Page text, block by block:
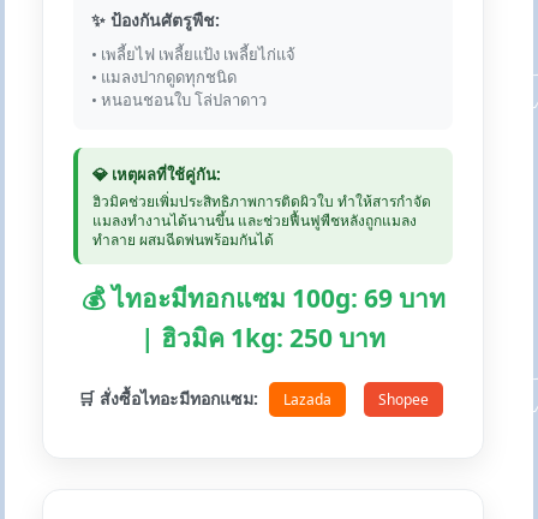
✨ ป้องกันศัตรูพืช:
• เพลี้ยไฟ เพลี้ยแป้ง เพลี้ยไก่แจ้
• แมลงปากดูดทุกชนิด
• หนอนชอนใบ โล่ปลาดาว
💎 เหตุผลที่ใช้คู่กัน:
ฮิวมิคช่วยเพิ่มประสิทธิภาพการติดผิวใบ ทำให้สารกำจัด
แมลงทำงานได้นานขึ้น และช่วยฟื้นฟูพืชหลังถูกแมลง
ทำลาย ผสมฉีดพ่นพร้อมกันได้
💰 ไทอะมีทอกแซม 100g: 69 บาท
| ฮิวมิค 1kg: 250 บาท
🛒 สั่งซื้อไทอะมีทอกแซม: Lazada Shopee